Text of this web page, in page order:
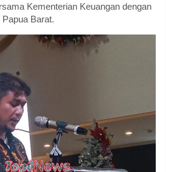
Kementerian Keuangan dengan
Barat.